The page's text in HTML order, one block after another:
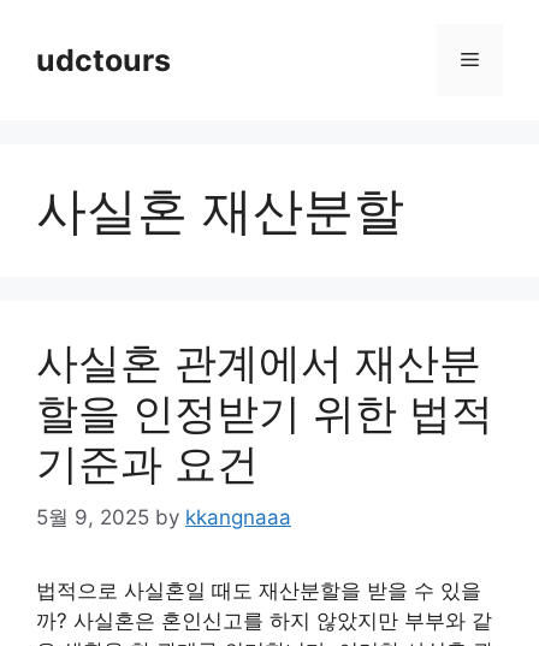
contentudctours Menu
사실혼 재산분할
사실혼 관계에서 재산분
할을 인정받기 위한 법적
기준과 요건
5월 9, 2025 by kkangnaaa
법적으로 사실혼일 때도 재산분할을 받을 수 있을
까? 사실혼은 혼인신고를 하지 않았지만 부부와 같